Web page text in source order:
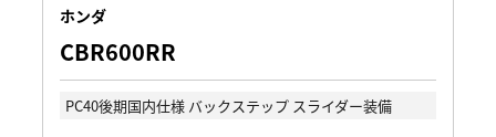
ホンダ
CBR600RR
PC40後期国内仕様 バックステップ スライダー装備